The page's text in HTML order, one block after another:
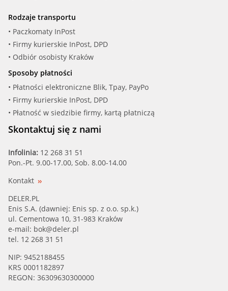
DENCKERMAN (A310310)
DENCKERMAN (A310310P)
EUROREPAR (1623115480)
FENOX (HB4204)
FI.BA (WPF002)
FIRST LINE (FWP1997)
FRECCIA (WP0403)
FRIGAIR (HP15.246)
GATES-AU (GWP7011)
Rodzaje transportu
• Paczkomaty InPost
• Firmy kurierskie InPost, DPD
• Odbiór osobisty Kraków
Sposoby płatności
• Płatności elektroniczne Blik, Tpay, PayPo
• Firmy kurierskie InPost, DPD
• Płatność w siedzibie firmy, kartą płatniczą
Skontaktuj się z nami
Infolinia: 12 268 31 51
Pon.-Pt. 9.00-17.00, Sob. 8.00-14.00
Kontakt
DELER.PL
Enis S.A. (dawniej: Enis sp. z o.o. sp.k.)
ul. Cementowa 10, 31-983 Kraków
e-mail: bok@deler.pl
tel. 12 268 31 51
NIP: 9452188455
KRS 0001182897
REGON: 36309630300000